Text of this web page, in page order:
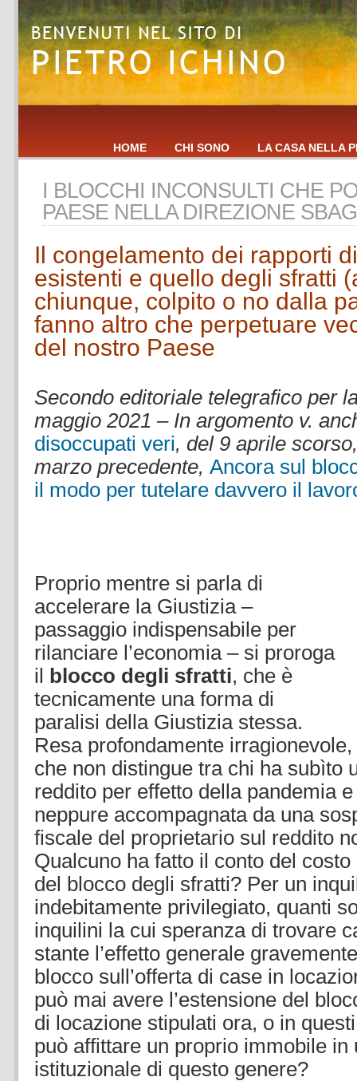
HOME CHI SONO LA CASA NELLA
I BLOCCHI INCONSULTI CHE
PAESE NELLA DIREZIONE
Il congelamento dei rapporti
esistenti e quello degli sfratti
chiunque, colpito o no dalla
fanno altro che perpetuare
del nostro Paese
Secondo editoriale telegrafico per
maggio 2021 – In argomento v.
disoccupati veri, del 9 aprile
marzo precedente, Ancora sul
il modo per tutelare davvero il
Proprio mentre si parla di
accelerare la Giustizia –
passaggio indispensabile per
rilanciare l’economia – si proroga
il
blocco degli sfratti, che è
tecnicamente una forma di
paralisi della Giustizia stessa.
Resa profondamente
che non distingue tra chi ha subìto
reddito per effetto della pandemia
neppure accompagnata da una
fiscale del proprietario sul reddito
Qualcuno ha fatto il conto del
del blocco degli sfratti? Per un
indebitamente privilegiato, quanti
inquilini la cui speranza di trovare
stante l’effetto generale
blocco sull’offerta di case in
può mai avere l’estensione del
di locazione stipulati ora, o in
può affittare un proprio immobile in
istituzionale di questo genere?